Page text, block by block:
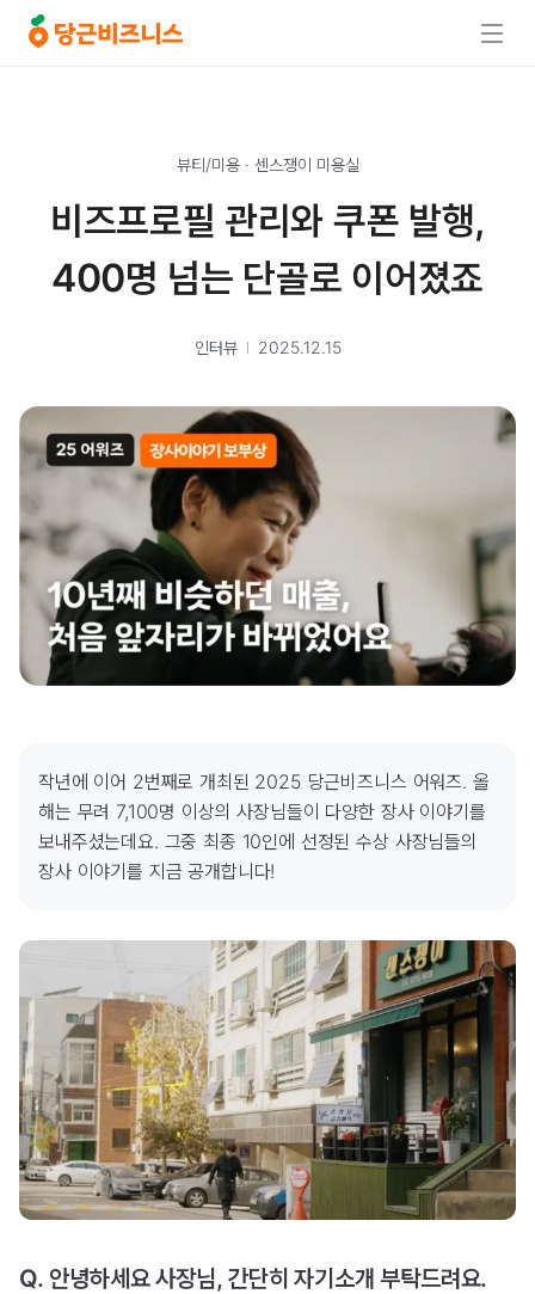
뷰티/미용· 센스쟁이 미용실
비즈프로필 관리와 쿠폰 발행,
400명 넘는 단골로 이어졌죠
인터뷰 2025.12.15
작년에 이어 2번째로 개최된 2025 당근비즈니스 어워즈. 올
해는 무려 7,100명 이상의 사장님들이 다양한 장사 이야기를
보내주셨는데요. 그중 최종 10인에 선정된 수상 사장님들의
장사 이야기를 지금 공개합니다!
Q. 안녕하세요 사장님, 간단히 자기소개 부탁드려요.